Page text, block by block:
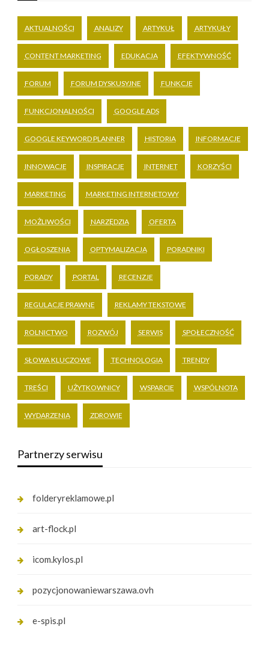
AKTUALNOŚCI ANALIZY ARTYKUŁ ARTYKUŁY
CONTENT MARKETING EDUKACJA EFEKTYWNOŚĆ
FORUM FORUM DYSKUSYJNE FUNKCJE
FUNKCJONALNOŚCI GOOGLE ADS
GOOGLE KEYWORD PLANNER HISTORIA INFORMACJE
INNOWACJE INSPIRACJE INTERNET KORZYŚCI
MARKETING MARKETING INTERNETOWY
MOŻLIWOŚCI NARZĘDZIA OFERTA
OGŁOSZENIA OPTYMALIZACJA PORADNIKI
PORADY PORTAL RECENZJE
REGULACJE PRAWNE REKLAMY TEKSTOWE
ROLNICTWO ROZWÓJ SERWIS SPOŁECZNOŚĆ
SŁOWA KLUCZOWE TECHNOLOGIA TRENDY
TREŚCI UŻYTKOWNICY WSPARCIE WSPÓLNOTA
WYDARZENIA ZDROWIE
Partnerzy serwisu
folderyreklamowe.pl
art-flock.pl
icom.kylos.pl
pozycjonowaniewarszawa.ovh
e-spis.pl